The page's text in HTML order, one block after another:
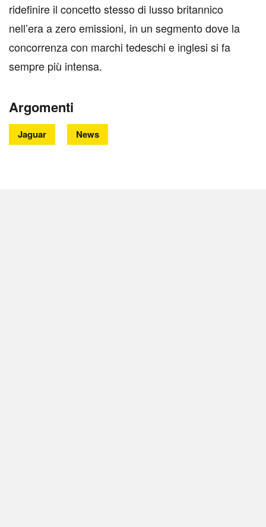
ridefinire il concetto stesso di lusso britannico
nell’era a zero emissioni, in un segmento dove la
concorrenza con marchi tedeschi e inglesi si fa
sempre più intensa.
Argomenti
Jaguar News